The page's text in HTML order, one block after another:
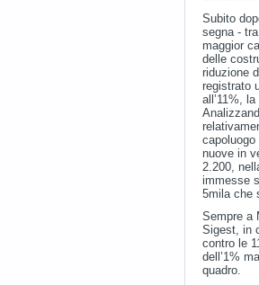
Subito
segna -
maggior
delle
riduzione
registrato
all’11%,
capoluogo
nuove in
2.200,
immesse
5mila che
Sempre a
Sigest, in
contro le
dell’1%
quadro.